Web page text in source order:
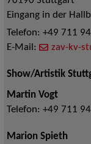
Eingang in der
Telefon: +49 711
E-Mail:
zav-kv-
Show/Artistik
Martin Vogt
Telefon: +49 711
Marion Spieth